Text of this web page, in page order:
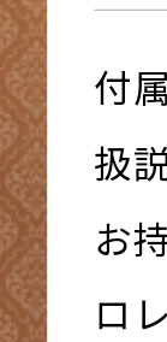
付
扱
お
ロ